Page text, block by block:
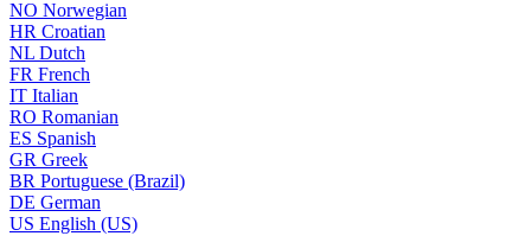
NO Norwegian
HR Croatian
NL Dutch
FR French
IT Italian
RO Romanian
ES Spanish
GR Greek
BR Portuguese (Brazil)
DE German
US English (US)